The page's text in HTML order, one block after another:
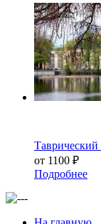
Таврический
от 1100 ₽
Подробнее